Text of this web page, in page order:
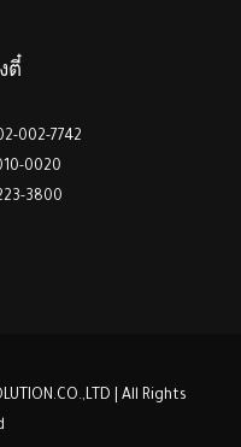
ตี๋
002-7742
0020
3800
| All Rights